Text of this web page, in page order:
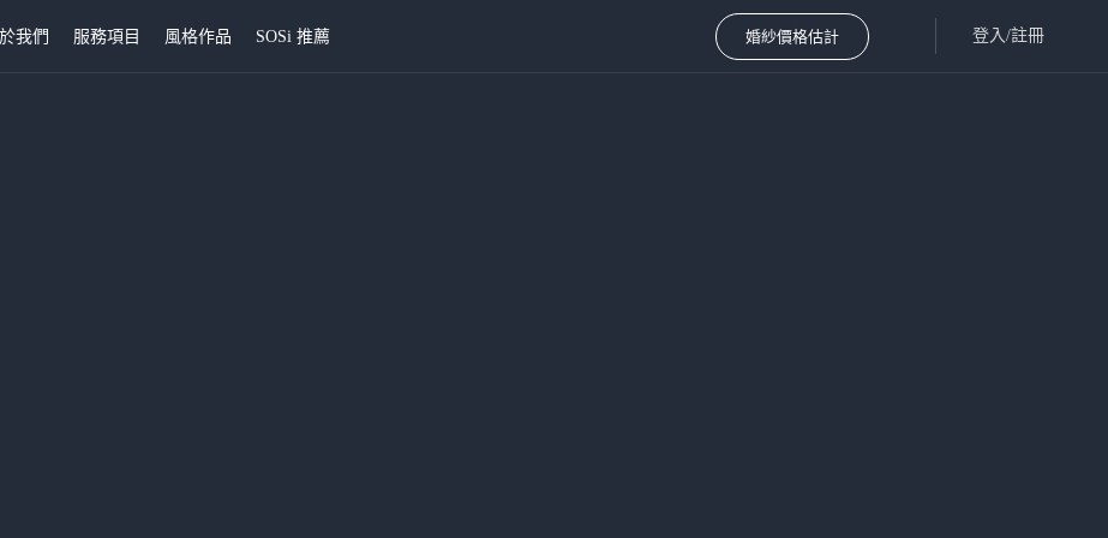
我們 服務項目 風格作品 SOSi 推薦 婚紗價格估計 登入/註冊